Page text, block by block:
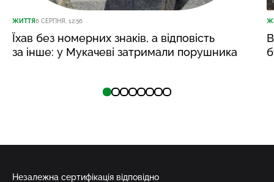
ЖИТТЯ6 СЕРПНЯ, 12:56
Їхав без номерних знаків, а відповість
за інше: у Мукачеві затримали порушника
Незалежна сертифікація відповідно